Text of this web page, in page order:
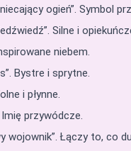
ogień”. Symbol
Silne i
niebem.
Bystre i sprytne.
i płynne.
przywódcze.
wojownik”. Łączy to, co